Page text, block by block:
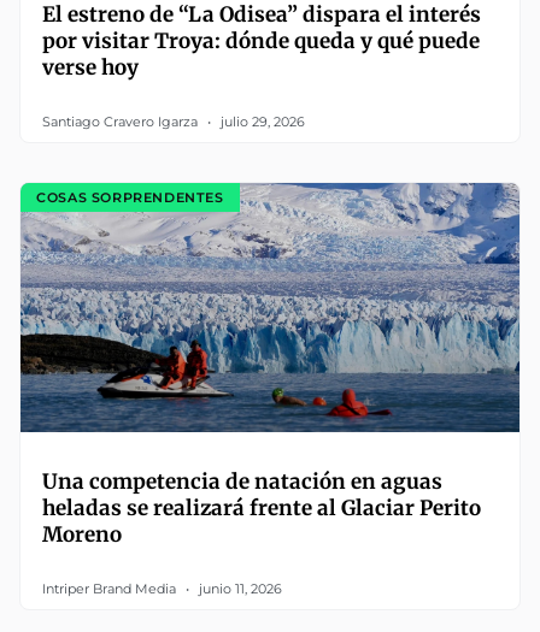
El estreno de “La Odisea” dispara el interés
por visitar Troya: dónde queda y qué puede
verse hoy
Santiago Cravero Igarza julio 29, 2026
COSAS SORPRENDENTES
Una competencia de natación en aguas
heladas se realizará frente al Glaciar Perito
Moreno
Intriper Brand Media junio 11, 2026